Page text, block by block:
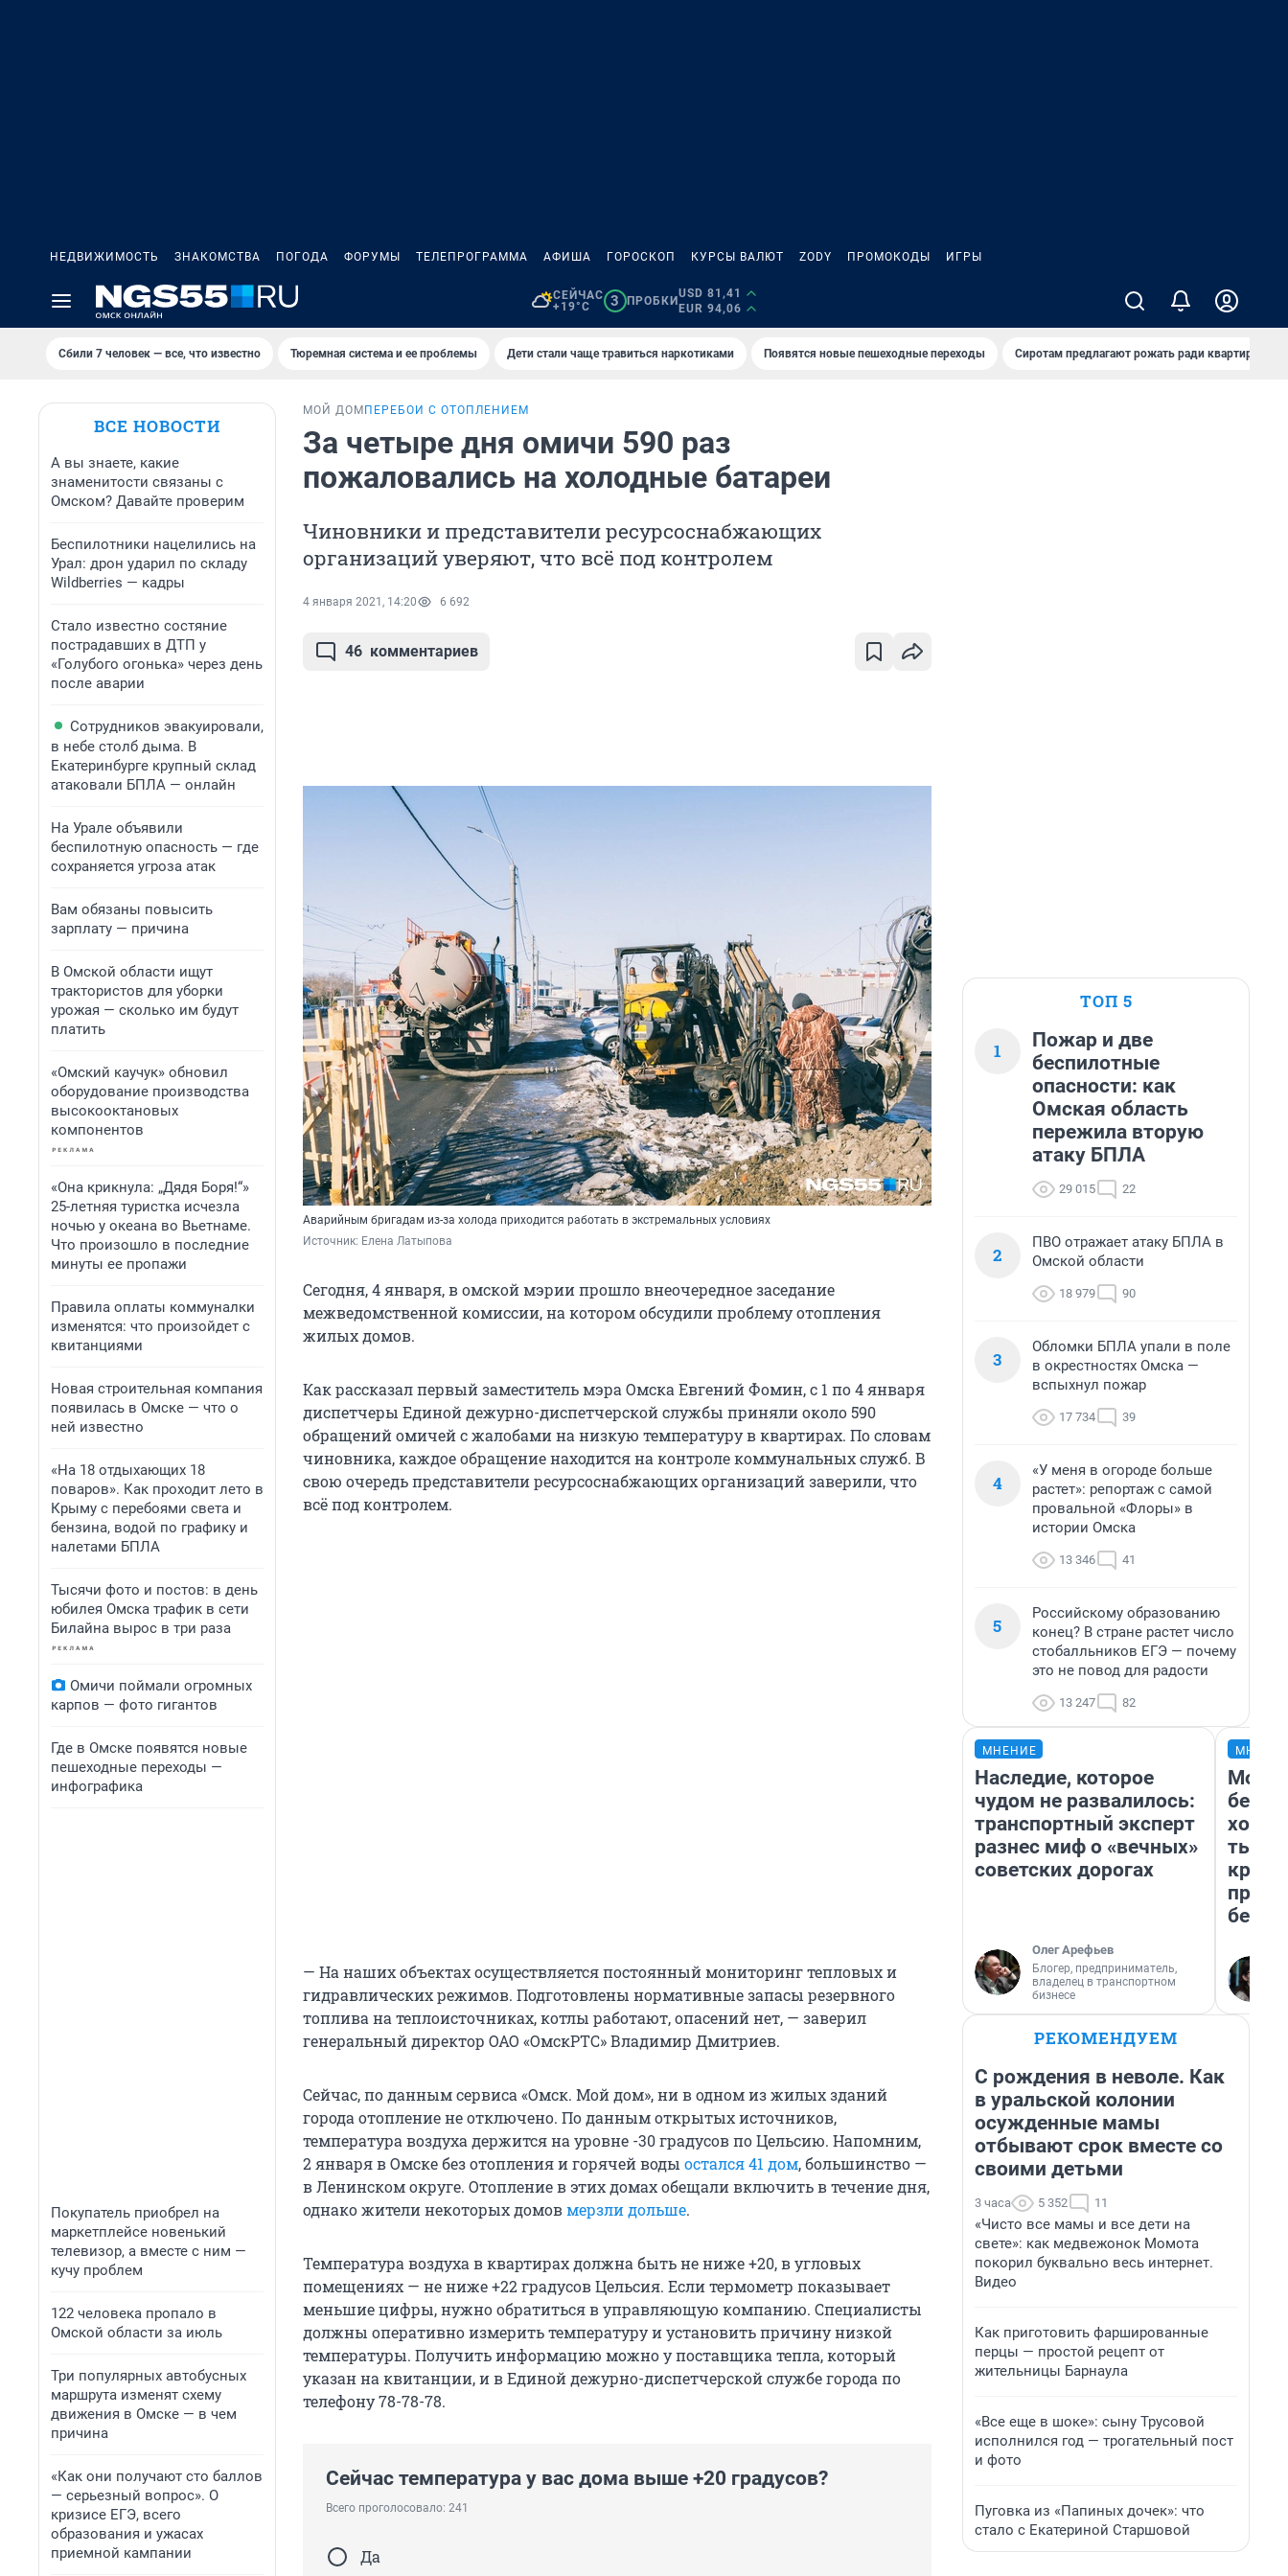
НЕДВИЖИМОСТЬ ЗНАКОМСТВА ПОГОДА ФОРУМЫ ТЕЛЕПРОГРАММА АФИША ГОРОСКОП КУРСЫ ВАЛЮТ ZODY ПРОМОКОДЫ ИГРЫ
СЕЙЧАС
+19°C
3 ПРОБКИ
USD 81,41
EUR 94,06
Сбили 7 человек — все, что известно Тюремная система и ее проблемы Дети стали чаще травиться наркотиками Появятся новые пешеходные переходы Сиротам предлагают рожать ради квартиры
ВСЕ НОВОСТИ
А вы знаете, какие
знаменитости связаны с
Омском? Давайте проверим
Беспилотники нацелились на
Урал: дрон ударил по складу
Wildberries — кадры
Стало известно состяние
пострадавших в ДТП у
«Голубого огонька» через день
после аварии
Сотрудников эвакуировали,
в небе столб дыма. В
Екатеринбурге крупный склад
атаковали БПЛА — онлайн
На Урале объявили
беспилотную опасность — где
сохраняется угроза атак
Вам обязаны повысить
зарплату — причина
В Омской области ищут
трактористов для уборки
урожая — сколько им будут
платить
«Омский каучук» обновил
оборудование производства
высокооктановых
компонентов
«Она крикнула: „Дядя Боря!“»
25-летняя туристка исчезла
ночью у океана во Вьетнаме.
Что произошло в последние
минуты ее пропажи
Правила оплаты коммуналки
изменятся: что произойдет с
квитанциями
Новая строительная компания
появилась в Омске — что о
ней известно
«На 18 отдыхающих 18
поваров». Как проходит лето в
Крыму с перебоями света и
бензина, водой по графику и
налетами БПЛА
Тысячи фото и постов: в день
юбилея Омска трафик в сети
Билайна вырос в три раза
Омичи поймали огромных
карпов — фото гигантов
Где в Омске появятся новые
пешеходные переходы —
инфографика
Покупатель приобрел на
маркетплейсе новенький
телевизор, а вместе с ним —
кучу проблем
122 человека пропало в
Омской области за июль
Три популярных автобусных
маршрута изменят схему
движения в Омске — в чем
причина
«Как они получают сто баллов
— серьезный вопрос». О
кризисе ЕГЭ, всего
образования и ужасах
приемной кампании
МОЙ ДОМ ПЕРЕБОИ С ОТОПЛЕНИЕМ
За четыре дня омичи 590 раз
пожаловались на холодные батареи
Чиновники и представители ресурсоснабжающих
организаций уверяют, что всё под контролем
4 января 2021, 14:20 6 692
46 комментариев
Аварийным бригадам из-за холода приходится работать в экстремальных условиях
Источник: Елена Латыпова
Сегодня, 4 января, в омской мэрии прошло внеочередное заседание
межведомственной комиссии, на котором обсудили проблему отопления
жилых домов.
Как рассказал первый заместитель мэра Омска Евгений Фомин, с 1 по 4 января
диспетчеры Единой дежурно-диспетчерской службы приняли около 590
обращений омичей с жалобами на низкую температуру в квартирах. По словам
чиновника, каждое обращение находится на контроле коммунальных служб. В
свою очередь представители ресурсоснабжающих организаций заверили, что
всё под контролем.
— На наших объектах осуществляется постоянный мониторинг тепловых и
гидравлических режимов. Подготовлены нормативные запасы резервного
топлива на теплоисточниках, котлы работают, опасений нет, — заверил
генеральный директор ОАО «ОмскРТС» Владимир Дмитриев.
Сейчас, по данным сервиса «Омск. Мой дом», ни в одном из жилых зданий
города отопление не отключено. По данным открытых источников,
температура воздуха держится на уровне -30 градусов по Цельсию. Напомним,
2 января в Омске без отопления и горячей воды остался 41 дом, большинство —
в Ленинском округе. Отопление в этих домах обещали включить в течение дня,
однако жители некоторых домовмерзли дольше.
Температура воздуха в квартирах должна быть не ниже +20, в угловых
помещениях — не ниже +22 градусов Цельсия. Если термометр показывает
меньшие цифры, нужно обратиться в управляющую компанию. Специалисты
должны оперативно измерить температуру и установить причину низкой
температуры. Получить информацию можно у поставщика тепла, который
указан на квитанции, и в Единой дежурно-диспетчерской службе города по
телефону 78-78-78.
Сейчас температура у вас дома выше +20 градусов?
Всего проголосовало: 241
Да
ТОП 5
1
Пожар и две
беспилотные
опасности: как
Омская область
пережила вторую
атаку БПЛА
29 015 22
2
ПВО отражает атаку БПЛА в
Омской области
18 979 90
3
Обломки БПЛА упали в поле
в окрестностях Омска —
вспыхнул пожар
17 734 39
4
«У меня в огороде больше
растет»: репортаж с самой
провальной «Флоры» в
истории Омска
13 346 41
5
Российскому образованию
конец? В стране растет число
стобалльников ЕГЭ — почему
это не повод для радости
13 247 82
МНЕНИЕ
Наследие, которое
чудом не развалилось:
транспортный эксперт
разнес миф о «вечных»
советских дорогах
Олег Арефьев
Блогер, предприниматель,
владелец в транспортном
бизнесе
Мой
РЕКОМЕНДУЕМ
С рождения в неволе. Как
в уральской колонии
осужденные мамы
отбывают срок вместе со
своими детьми
3 часа 5 352 11
«Чисто все мамы и все дети на
свете»: как медвежонок Момота
покорил буквально весь интернет.
Видео
Как приготовить фаршированные
перцы — простой рецепт от
жительницы Барнаула
«Все еще в шоке»: сыну Трусовой
исполнился год — трогательный пост
и фото
Пуговка из «Папиных дочек»: что
стало с Екатериной Старшовой